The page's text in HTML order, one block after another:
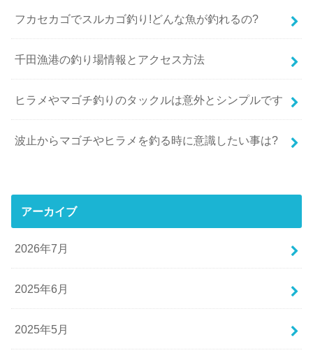
フカセカゴでスルカゴ釣り!どんな魚が釣れるの?
千田漁港の釣り場情報とアクセス方法
ヒラメやマゴチ釣りのタックルは意外とシンプルです
波止からマゴチやヒラメを釣る時に意識したい事は?
アーカイブ
2026年7月
2025年6月
2025年5月